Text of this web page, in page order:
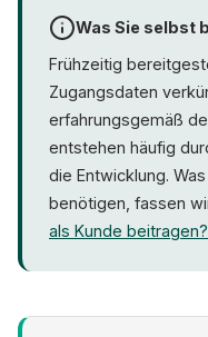
Was Sie selbst
Frühzeitig
Zugangsdaten
erfahrungsgemäß
entstehen häufig
die Entwicklung.
benötigen, fassen
als Kunde beitragen?